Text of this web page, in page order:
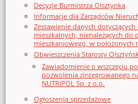
Decyzje Burmistrza Olsztynka
Informacje dla Zarządców
Zestawienie danych
mieszkalnych, nienależących do
mieszkaniowego, w położonych
Obwieszczenia Starosty
Zawiadomienie o wszczęciu
pozwolenia zintegrowanego
NUTRIPOL Sp. z o.o.
Ogłoszenia sprzedażowe